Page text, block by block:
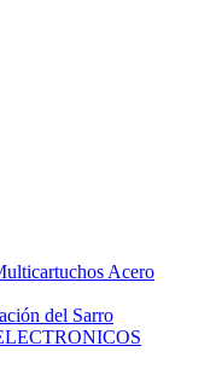
Acero
del Sarro